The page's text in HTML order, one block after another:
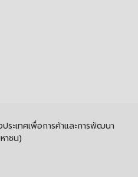
ะเทศเพื่อการค้าและการพัฒนา
าชน)